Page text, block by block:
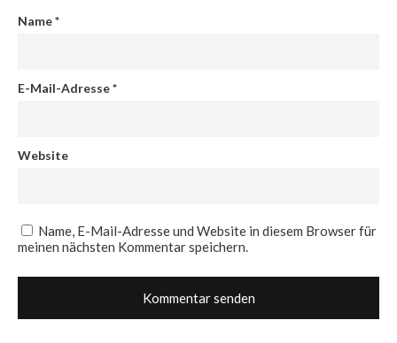
Name*
E-Mail-Adresse*
Website
Name, E-Mail-Adresse und Website in diesem Browser für
meinen nächsten Kommentar speichern.